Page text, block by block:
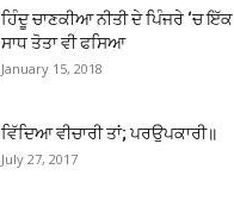
ਹਿੰਦੂ ਚਾਣਕੀਆ ਨੀਤੀ ਦੇ ਪਿੰਜਰੇ ‘ਚ ਇੱਕ
ਸਾਧ ਤੋਤਾ ਵੀ ਫਸਿਆ
January 15, 2018
ਵਿੱਦਿਆ ਵੀਚਾਰੀ ਤਾਂ; ਪਰਉਪਕਾਰੀ॥
July 27, 2017